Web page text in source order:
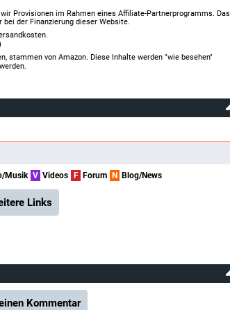
Provisionen im Rahmen eines Affiliate-Partnerprogramms. Das
der Finanzierung dieser Website.
stammen von Amazon. Diese Inhalte werden "wie besehen"
Musik V Videos F Forum N Blog/News
Links
Kommentar